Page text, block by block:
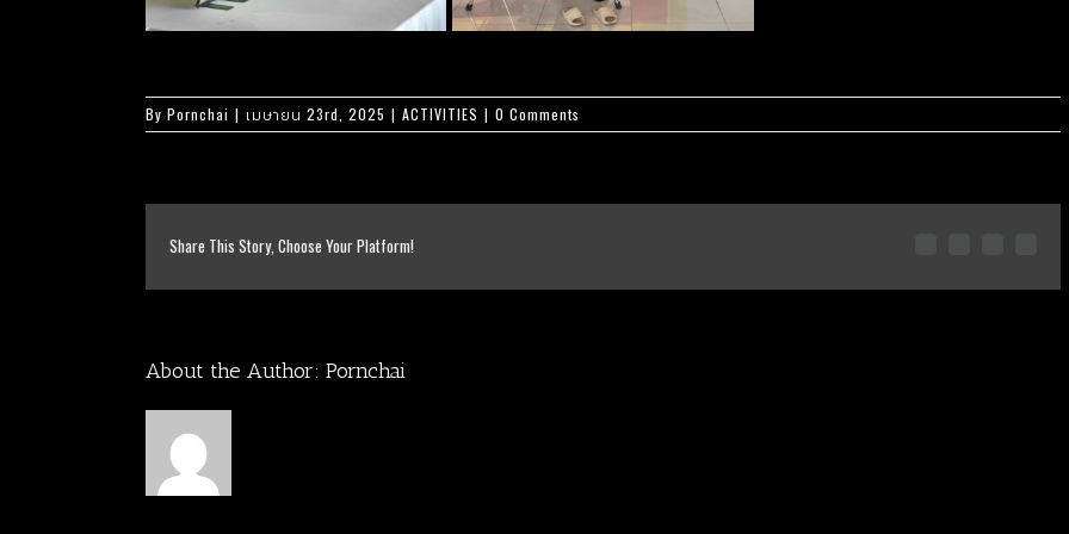
By Pornchai | เมษายน 23rd, 2025 | ACTIVITIES | 0 Comments
Share This Story, Choose Your Platform!
About the Author: Pornchai